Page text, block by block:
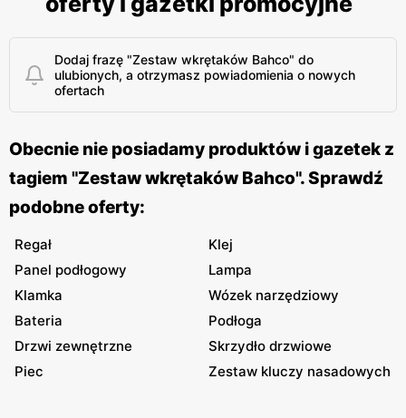
Dodaj frazę "Zestaw wkrętaków Bahco" do
ulubionych, a otrzymasz powiadomienia o nowych
ofertach
Obecnie nie posiadamy produktów i gazetek z
tagiem "Zestaw wkrętaków Bahco". Sprawdź
podobne oferty:
Regał
Klej
Panel podłogowy
Lampa
Klamka
Wózek narzędziowy
Bateria
Podłoga
Drzwi zewnętrzne
Skrzydło drzwiowe
Piec
Zestaw kluczy nasadowych